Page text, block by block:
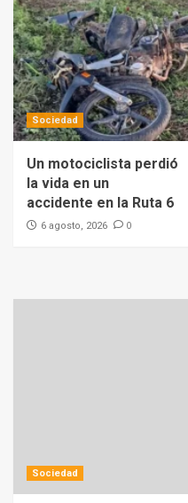
Sociedad
Un motociclista perdió
la vida en un
accidente en la Ruta 6
6 agosto, 2026 0
Sociedad